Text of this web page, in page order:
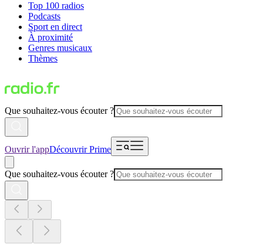
Top 100 radios
Podcasts
Sport en direct
À proximité
Genres musicaux
Thèmes
Que souhaitez-vous écouter ?
Ouvrir l'appDécouvrir Prime
Que souhaitez-vous écouter ?